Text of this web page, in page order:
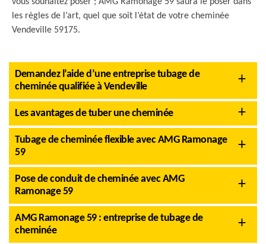
les règles de l’art, quel que soit l’état de votre cheminée
Vendeville 59175.
Demandez l’aide d’une entreprise tubage de
cheminée qualifiée à Vendeville
Les avantages de tuber une cheminée
Tubage de cheminée flexible avec AMG Ramonage
59
Pose de conduit de cheminée avec AMG
Ramonage 59
AMG Ramonage 59 : entreprise de tubage de
cheminée